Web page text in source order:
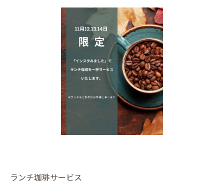
ランチ珈琲サービス